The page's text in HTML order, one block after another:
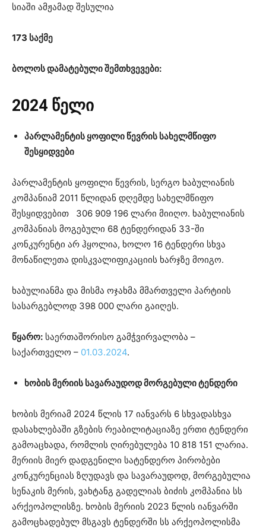
სიაში ამჟამად შესულია
173 საქმე
ბოლოს დამატებული შემთხვევები:
2024 წელი
პარლამენტის ყოფილი წევრის სახელმწიფო
შესყიდვები
პარლამენტის ყოფილი წევრის, სერგო ხაბულიანის
კომპანიამ 2011 წლიდან დღემდე სახელმწიფო
შესყიდვებით 306 909 196 ლარი მიიღო. ხაბულიანის
კომპანიას მოგებული 68 ტენდერიდან 33-ში
კონკურენტი არ ჰყოლია, ხოლო 16 ტენდერი სხვა
მონაწილეთა დისკვალიფიკაციის ხარჯზე მოიგო.
ხაბულიანმა და მისმა ოჯახმა მმართველი პარტიის
სასარგებლოდ 398 000 ლარი გაიღეს.
წყარო: საერთაშორისო გამჭვირვალობა –
საქართველო – 01.03.2024.
ხობის მერიის სავარაუდოდ მორგებული ტენდერი
ხობის მერიამ 2024 წლის 17 იანვარს 6 სხვადასხვა
დასახლებაში გზების რეაბილიტაციაზე ერთი ტენდერი
გამოაცხადა, რომლის ღირებულება 10 818 151 ლარია.
მერიის მიერ დადგენილი სატენდერო პირობები
კონკურენციას ზღუდავს და სავარაუდოდ, მორგებულია
სენაკის მერის, ვახტანგ გადელიას ბიძის კომპანია სს
არქეოპოლისზე. ხობის მერიის 2023 წლის იანვარში
გამოცხადებულ მსგავს ტენდერში სს არქეოპოლისმა